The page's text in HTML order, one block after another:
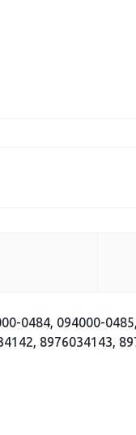
0484, 094000-
8976034143,